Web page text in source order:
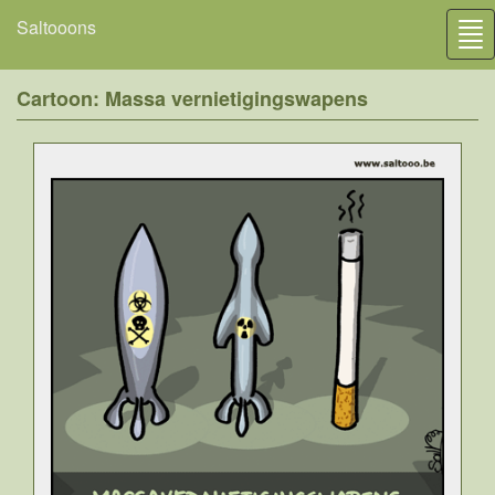
Saltooons
Cartoon: Massa vernietigingswapens